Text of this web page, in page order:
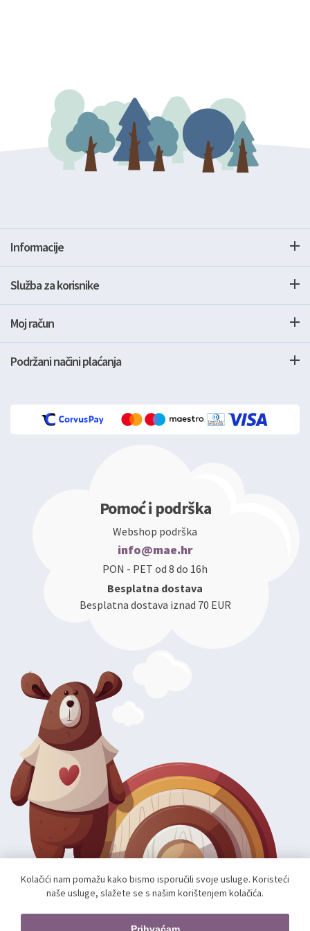
Informacije
Služba za korisnike
Moj račun
Podržani načini plaćanja
Pomoć i podrška
Webshop podrška
info@mae.hr
PON - PET od 8 do 16h
Besplatna dostava
Besplatna dostava iznad 70 EUR
Kolačići nam pomažu kako bismo isporučili svoje usluge. Koristeći
naše usluge, slažete se s našim korištenjem kolačića.